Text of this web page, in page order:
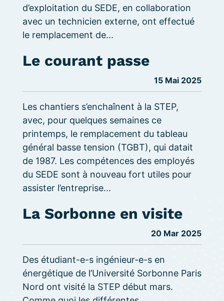
d’exploitation du SEDE, en collaboration
avec un technicien externe, ont effectué
le remplacement de...
Le courant passe
15 Mai 2025
Les chantiers s’enchaînent à la STEP,
avec, pour quelques semaines ce
printemps, le remplacement du tableau
général basse tension (TGBT), qui datait
de 1987. Les compétences des employés
du SEDE sont à nouveau fort utiles pour
assister l’entreprise...
La Sorbonne en visite
20 Mar 2025
Des étudiant-e-s ingénieur-e-s en
énergétique de l’Université Sorbonne Paris
Nord ont visité la STEP début mars.